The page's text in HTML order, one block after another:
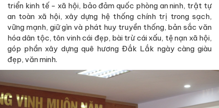
triển kinh tế - xã hội, bảo đảm quốc phòng an ninh, trật tự
an toàn xã hội, xây dựng hệ thống chính trị trong sạch,
vững mạnh, giữ gìn và phát huy truyền thống, bản sắc văn
hóa dân tộc, tôn vinh cái đẹp, bài trừ cái xấu, tệ nạn xã hội,
góp phần xây dựng quê hương Đắk Lắk ngày càng giàu
đẹp, văn minh.